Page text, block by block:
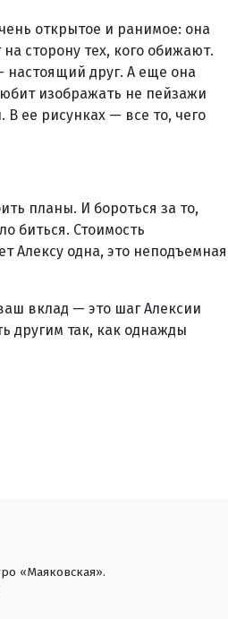
открытое и ранимое: она
сторону тех, кого обижают.
настоящий друг. А еще она
изображать не пейзажи
ее рисунках — все то, чего
планы. И бороться за то,
биться. Стоимость
Алексу одна, это неподъемная
вклад — это шаг Алексии
другим так, как однажды
«Маяковская».